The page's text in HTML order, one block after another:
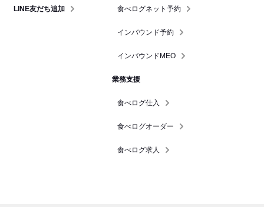
LINE友だち追加 食べログネット予約
インバウンド予約
インバウンドMEO
業務支援
食べログ仕入
食べログオーダー
食べログ求人